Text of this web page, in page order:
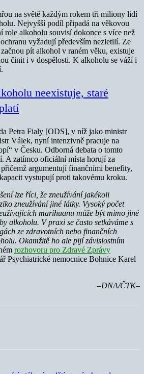
na světě každým rokem tři miliony lidí
Nejvyšší podíl připadá na věkovou
role alkoholu souvisí dokonce s více než
vyžadují především nezletilí. Ze
pít alkohol v raném věku, existuje
činit i v dospělosti. K alkoholu se váží i
neexistuje, staré
Petra Fialy [ODS], v níž jako ministr
Válek, nyní intenzivně pracuje na
v Česku. Odborná debata o tomto
A zatímco oficiální místa horují za
argumentují finančními benefity,
vystupují proti takovému kroku.
lze říci, že zneužívání jakékoli
zneužívání jiné látky. Vysoký počet
marihuanu může být mimo jiné
alkoholu. V praxi se často setkáváme s
ze zdravotních nebo finančních
Okamžitě ho ale pijí závislostním
rozhovoru pro Zdravé Zprávy
Psychiatrické nemocnice Bohnice Karel
–DNA/ČTK–